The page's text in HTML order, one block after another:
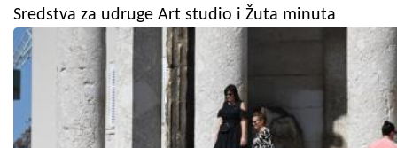
Sredstva za udruge Art studio i Žuta minuta